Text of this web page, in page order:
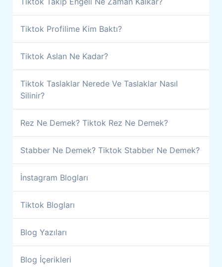
Tiktok Profilime Kim Baktı?
Tiktok Aslan Ne Kadar?
Tiktok Taslaklar Nerede Ve Taslaklar Nasıl
Silinir?
Rez Ne Demek? Tiktok Rez Ne Demek?
Stabber Ne Demek? Tiktok Stabber Ne Demek?
İnstagram Blogları
Tiktok Blogları
Blog Yazıları
Blog İçerikleri